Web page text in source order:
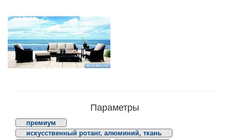
Параметры
премиум
искусственный ротанг, алюминий, ткань